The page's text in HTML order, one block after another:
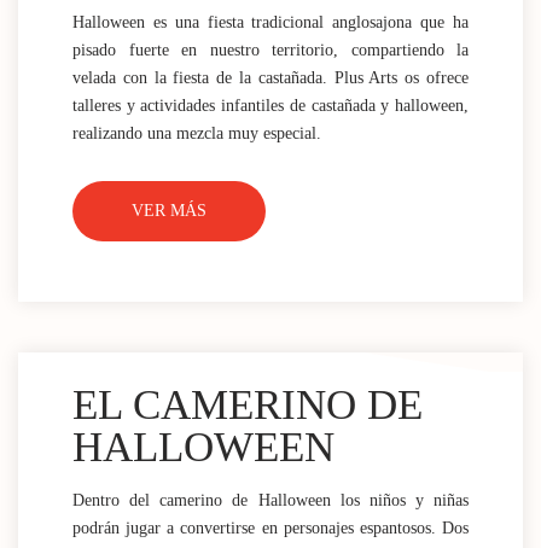
Halloween es una fiesta tradicional anglosajona que ha
pisado fuerte en nuestro territorio, compartiendo la
velada con la fiesta de la castañada. Plus Arts os ofrece
talleres y actividades infantiles de castañada y halloween,
realizando una mezcla muy especial.
VER MÁS
EL CAMERINO DE
HALLOWEEN
Dentro del camerino de Halloween los niños y niñas
podrán jugar a convertirse en personajes espantosos. Dos